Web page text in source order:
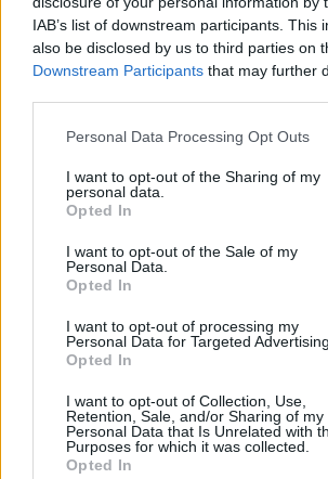
IAB’s list of downstream participants. This
also be disclosed by us to third parties on
Downstream Participants that may further
Please note that this website/app uses one
not limited to your visit or usage behaviour.
grant or deny consent to Google and its
use your data for below specified purposes
consent section.
Personal Data Processing Opt Outs
I want to opt-out of the Sharing of my
personal data.
Opted In
I want to opt-out of the Sale of my
Personal Data.
Opted In
I want to opt-out of processing my
Personal Data for Targeted Advertising.
Opted In
I want to opt-out of Collection, Use,
Retention, Sale, and/or Sharing of my
Personal Data that Is Unrelated with
Purposes for which it was collected.
Opted In
16 άνθρωποι σε κοντέινερ ενός φέρι
Και οι 16 είναι άντρες, με καταγωγή
την Ασία, ενώ είναι καλά στην υγεία
21.11.2019, 18:38